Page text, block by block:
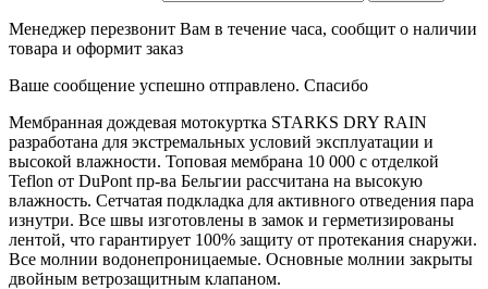
Менеджер перезвонит Вам в течение часа, сообщит о наличии
товара и оформит заказ
Ваше сообщение успешно отправлено. Спасибо
Мембранная дождевая мотокуртка STARKS DRY RAIN
разработана для экстремальных условий эксплуатации и
высокой влажности. Топовая мембрана 10 000 c отделкой
Teflon от DuPont пр-ва Бельгии рассчитана на высокую
влажность. Сетчатая подкладка для активного отведения пара
изнутри. Все швы изготовлены в замок и герметизированы
лентой, что гарантирует 100% защиту от протекания снаружи.
Все молнии водонепроницаемые. Основные молнии закрыты
двойным ветрозащитным клапаном.